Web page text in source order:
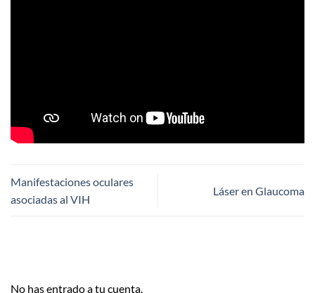
Manifestaciones oculares
asociadas al VIH
Láser en Glaucoma
No has entrado a tu cuenta.